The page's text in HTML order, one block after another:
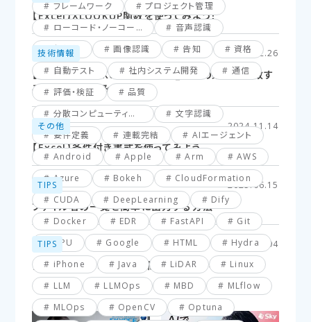
フレームワーク
プロジェクト管理
ローコード・ノーコード
音声認識
仮想化
画像認識 告知
資格
自動テスト
社内システム開発
通信
評価・検証
品質
分散コンピューティング
文字認識
要件定義
連載完結
AIエージェント
Android
Apple Arm
AWS
Azure
Bokeh
CloudFormation
CUDA
DeepLearning
Dify
Docker
EDR FastAPI
Git
GPU
Google HTML
Hydra
iPhone
Java LiDAR
Linux
LLM
LLMOps MBD
MLflow
MLOps
OpenCV
Optuna
【Excel】XLOOKUP関数を使ってみよう！
技術情報 2025.02.26
【Excel】XLOOKUP関数応用編_複数の条件に一致す
るセルを探してみよう！
その他 2024.11.14
【Excel】条件付き書式を使ってみよう
TIPS 2025.06.15
ファイル名の一覧を簡単に出力する方法
TIPS 2025.03.04
【VBA】最終行と最終列を簡単に取得する方法